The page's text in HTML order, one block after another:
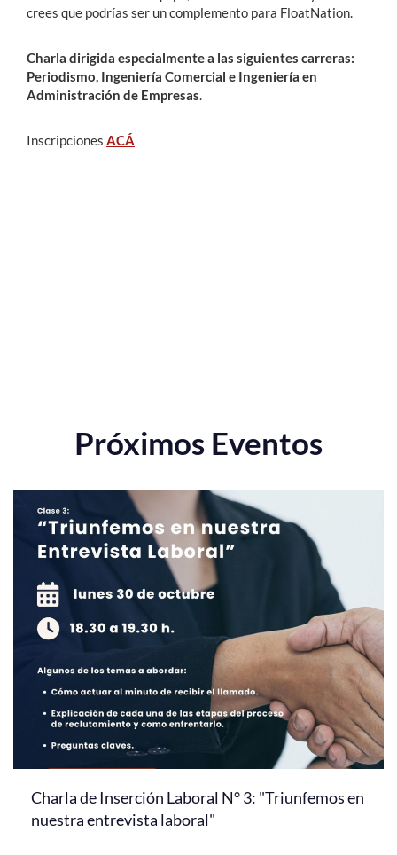
crees que podrías ser un complemento para FloatNation.
Charla dirigida especialmente a las siguientes carreras:
Periodismo, Ingeniería Comercial e Ingeniería en
Administración de Empresas.
Inscripciones ACÁ
Próximos Eventos
Charla de Inserción Laboral N° 3: "Triunfemos en
nuestra entrevista laboral"